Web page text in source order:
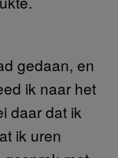
gedaan, en
ik naar het
daar dat ik
ik uren